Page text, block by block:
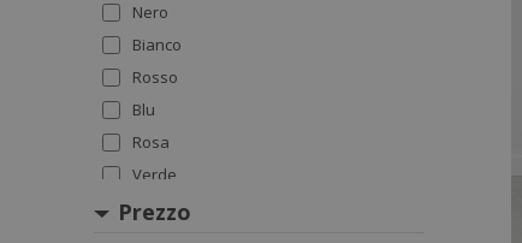
Nero
Bianco
Rosso
Blu
Rosa
Verde
Giallo
Prezzo